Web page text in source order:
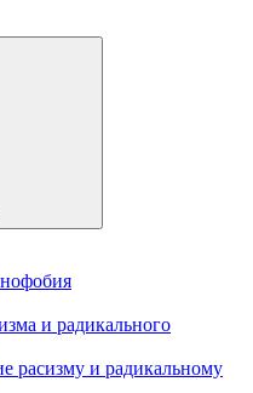
и радикального
расизму и радикальному